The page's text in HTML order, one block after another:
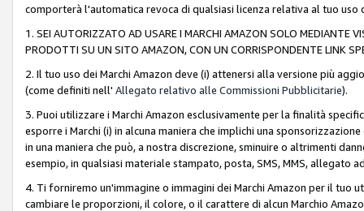
comporterà l'automatica revoca di qualsiasi licenza relativa al tuo uso
1. SEI AUTORIZZATO AD USARE I MARCHI AMAZON SOLO MEDIANTE
PRODOTTI SU UN SITO AMAZON, CON UN CORRISPONDENTE LINK
2. Il tuo uso dei Marchi Amazon deve (i) attenersi alla versione più
(come definiti nell' Allegato relativo alle Commissioni Pubblicitarie).
3. Puoi utilizzare i Marchi Amazon esclusivamente per la finalità
esporre i Marchi (i) in alcuna maniera che implichi una
in una maniera che può, a nostra discrezione, sminuire o altrimenti
esempio, in qualsiasi materiale stampato, posta, SMS, MMS,
4. Ti forniremo un'immagine o immagini dei Marchi Amazon per il tuo
cambiare le proporzioni, il colore, o il carattere di alcun Marchio